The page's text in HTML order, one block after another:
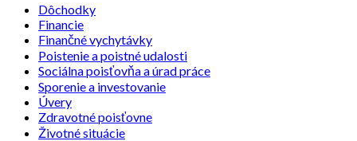
Dôchodky
Financie
Finančné vychytávky
Poistenie a poistné udalosti
Sociálna poisťovňa a úrad práce
Sporenie a investovanie
Úvery
Zdravotné poisťovne
Životné situácie